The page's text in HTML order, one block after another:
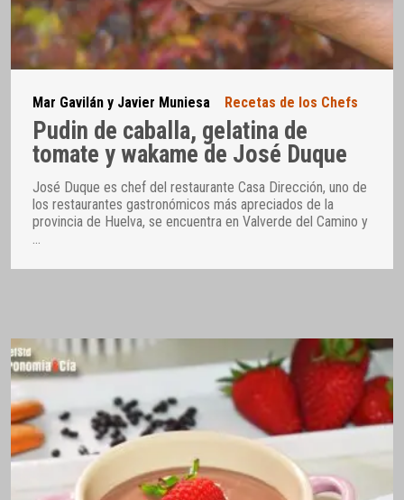
Mar Gavilán y Javier Muniesa Recetas de los Chefs
Pudin de caballa, gelatina de
tomate y wakame de José Duque
José Duque es chef del restaurante Casa Dirección, uno de
los restaurantes gastronómicos más apreciados de la
provincia de Huelva, se encuentra en Valverde del Camino y
…